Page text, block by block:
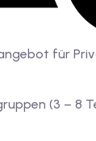
für
(3 – 8